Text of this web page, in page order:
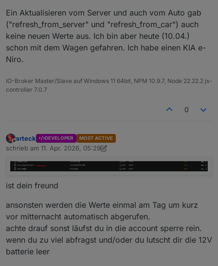
Ein Aktualisieren vom Server und auch vom Auto gab
("refresh_from_server" und "refresh_from_car") auch
keine neuen Werte aus. Ich bin aber heute (10.04.)
schon mit dem Wagen gefahren. Ich habe einen KIA e-
Niro.
IO-Broker Master/Slave auf Windows 11 64bit, NPM 10.9.7, Node 22.22.2 js-
controller 7.0.7
0
Offline
arteck DEVELOPER MOST ACTIVE
schrieb am 11. Apr. 2026, 05:29
zuletzt editiert von arteck 4. Nov. 2026, 07:31
ist dein freund
ansonsten werden die Werte einmal am Tag um kurz
vor mitternacht automatisch abgerufen.
achte drauf sonst läufst du in die account sperre rein.
wenn du zu viel abfragst und/oder du lutscht dir die 12V
batterie leer